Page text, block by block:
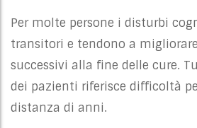
Per molte persone i disturbi
transitori e tendono a
successivi alla fine delle cure.
dei pazienti riferisce difficoltà
distanza di anni.